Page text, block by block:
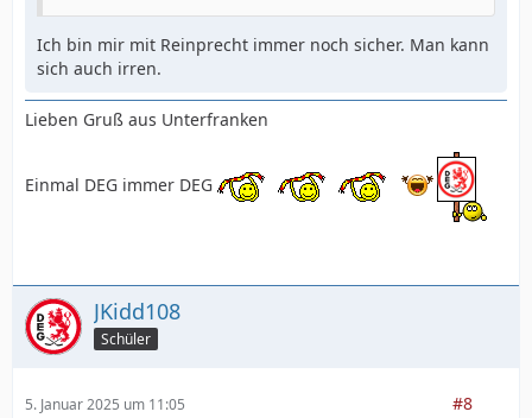
Ich bin mir mit Reinprecht immer noch sicher. Man kann
sich auch irren.
Lieben Gruß aus Unterfranken
Einmal DEG immer DEG
JKidd108
Schüler
5. Januar 2025 um 11:05 #8